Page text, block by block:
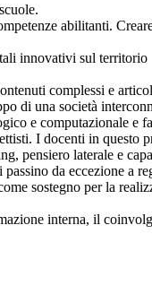
abilitanti.
innovativi sul territorio
complessi e
una società
e computazionale e
I docenti in
pensiero laterale e
da eccezione a
sostegno per la
interna, il